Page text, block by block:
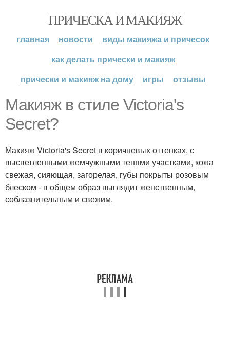
ПРИЧЕСКА И МАКИЯЖ
главная новости
виды макияжа и причесок
как делать прически и макияж
прически и макияж на дому
игры отзывы
Макияж в стиле Victoria's
Secret?
Макияж Victoria's Secret в коричневых оттенках, с
высветленными жемчужными тенями участками, кожа
свежая, сияющая, загорелая, губы покрыты розовым
блеском - в общем образ выглядит женственным,
соблазнительным и свежим.